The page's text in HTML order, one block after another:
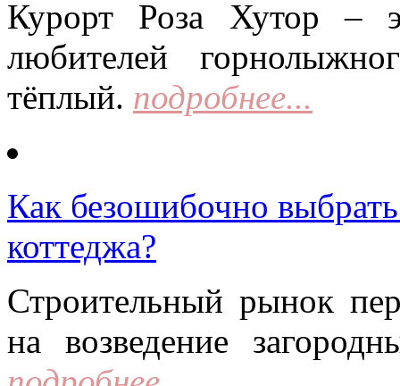
Курорт Роза Хутор –
любителей
тёплый. подробнее...
Как безошибочно
коттеджа?
Строительный рынок
на возведение